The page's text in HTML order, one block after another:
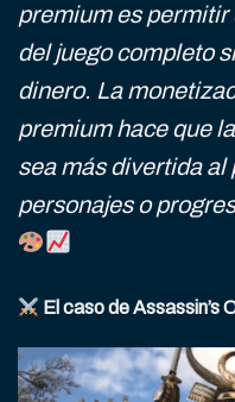
premium es permitir
del juego completo
dinero. La
premium hace que
sea más divertida
personajes o
El caso de Assassin’s